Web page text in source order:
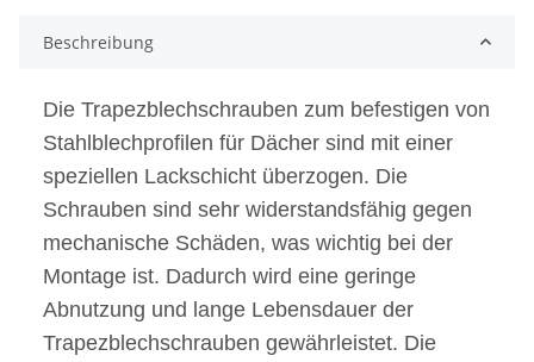
Beschreibung
Die Trapezblechschrauben zum befestigen von
Stahlblechprofilen für Dächer sind mit einer
speziellen Lackschicht überzogen. Die
Schrauben sind sehr widerstandsfähig gegen
mechanische Schäden, was wichtig bei der
Montage ist. Dadurch wird eine geringe
Abnutzung und lange Lebensdauer der
Trapezblechschrauben gewährleistet. Die